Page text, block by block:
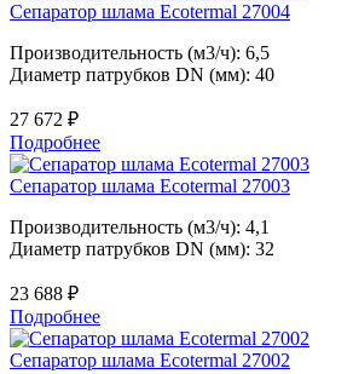
Сепаратор шлама Ecotermal 27004
Производительность (м3/ч): 6,5
Диаметр патрубков DN (мм): 40
27 672 ₽
Подробнее
Сепаратор шлама Ecotermal 27003
Производительность (м3/ч): 4,1
Диаметр патрубков DN (мм): 32
23 688 ₽
Подробнее
Сепаратор шлама Ecotermal 27002